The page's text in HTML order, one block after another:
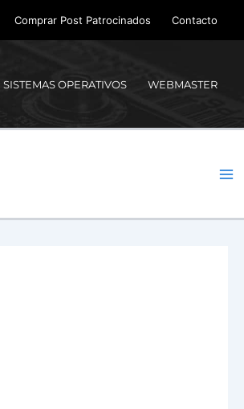
Comprar Post Patrocinados Contacto
SISTEMAS OPERATIVOS WEBMASTER